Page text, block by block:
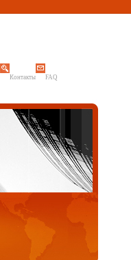
Контакты FAQ